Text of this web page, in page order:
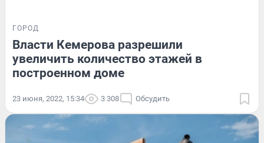
ГОРОД
Власти Кемерова разрешили
увеличить количество этажей в
построенном доме
23 июня, 2022, 15:34 3 308 Обсудить